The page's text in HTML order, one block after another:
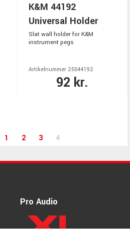
K&M 44192
Universal Holder
Slat wall holder for K&M
instrument pegs
Artikelnummer 25544192
92 kr.
1 2 3 4
Pro Audio